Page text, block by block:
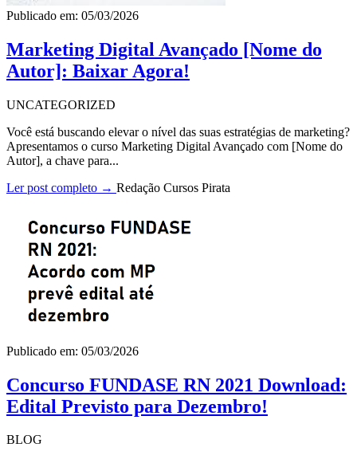
Publicado em: 05/03/2026
Marketing Digital Avançado [Nome do
Autor]: Baixar Agora!
UNCATEGORIZED
Você está buscando elevar o nível das suas estratégias de marketing?
Apresentamos o curso Marketing Digital Avançado com [Nome do
Autor], a chave para...
Ler post completo → Redação Cursos Pirata
Publicado em: 05/03/2026
Concurso FUNDASE RN 2021 Download:
Edital Previsto para Dezembro!
BLOG